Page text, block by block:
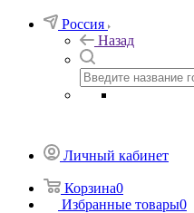
Россия
Назад
Личный кабинет
Корзина0
Избранные товары0